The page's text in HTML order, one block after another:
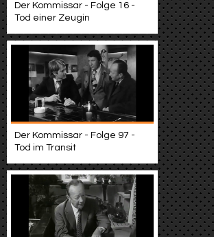
Der Kommissar - Folge 16 -
Tod einer Zeugin
Der Kommissar - Folge 97 -
Tod im Transit